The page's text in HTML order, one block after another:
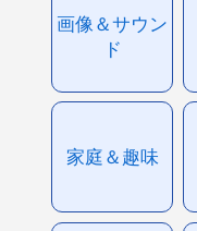
画像＆サウン
ド
家庭＆趣味